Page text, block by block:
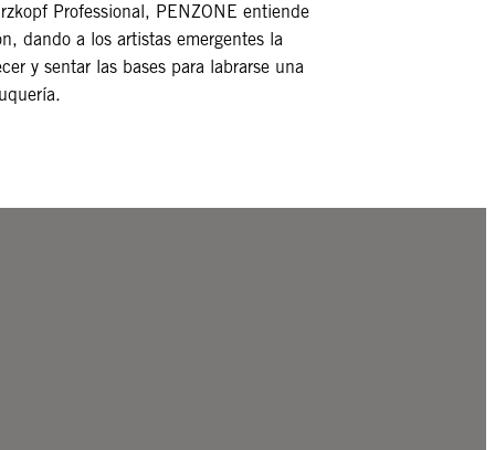
Professional, PENZONE entiende
dando a los artistas emergentes la
y sentar las bases para labrarse una